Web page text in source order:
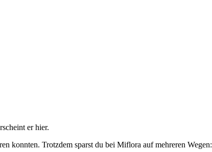
er hier.
konnten. Trotzdem sparst du bei Miflora auf mehreren Wegen: